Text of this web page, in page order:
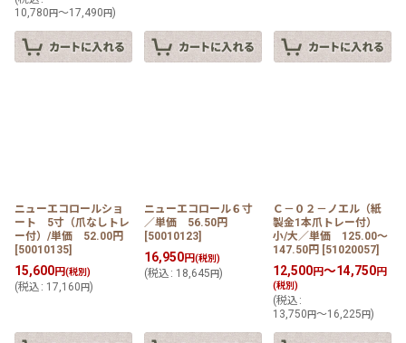
10,780 円～17,490 円)
ニューエコロールショ
ート 5寸（爪なしトレ
ー付）/単価 52.00円
[50010135]
15,600円(税別)
(税込 : 17,160 円)
ニューエコロール６寸
／単価 56.50円
[50010123]
16,950円(税別)
(税込 : 18,645 円)
Ｃ－０２－ノエル（紙
製金1本爪トレー付）
小/大／単価 125.00〜
147.50円 [51020057]
12,500円～14,750円
(税別)
(税込 :
13,750円～16,225円)